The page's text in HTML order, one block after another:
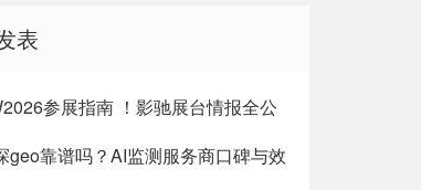
表
参展指南 ！影驰展台情报全公
geo靠谱吗？AI监测服务商口碑与效